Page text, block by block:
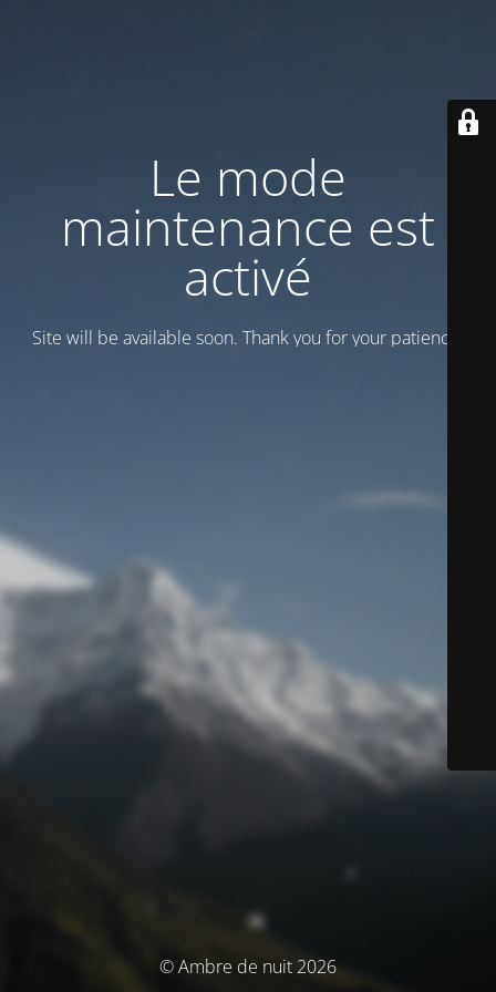
Le mode
maintenance est
activé
Site will be available soon. Thank you for your patience!
© Ambre de nuit 2026